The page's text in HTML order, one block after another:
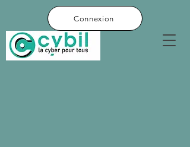
Connexion